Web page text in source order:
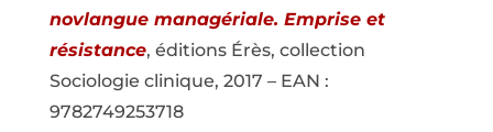
novlangue managériale. Emprise et
résistance, éditions Érès, collection
Sociologie clinique, 2017 – EAN :
9782749253718